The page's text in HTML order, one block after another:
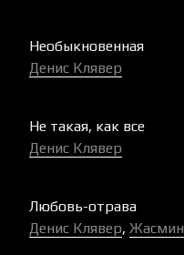
Необыкновенная
Денис Клявер
Не такая, как все
Денис Клявер
Любовь-отрава
Денис Клявер, Жасмин